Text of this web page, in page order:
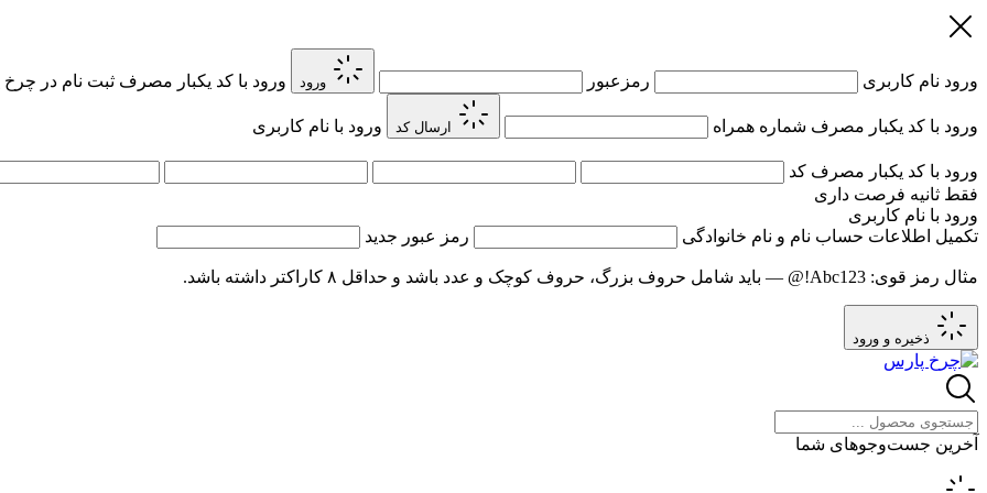
ورود نام کاربری رمزعبور ورود ورود با کد یکبار مصرف ثبت نام در
ورود با کد یکبار مصرف شماره همراه ارسال کد ورود با نام کاربری
ورود با کد یکبار مصرف کد
فقط ثانیه فرصت داری
ورود با نام کاربری
تکمیل اطلاعات حساب نام و نام خانوادگی رمز عبور جدید
مثال رمز قوی: Abc123!@ — باید شامل حروف بزرگ، حروف کوچک و عدد باشد و حداقل ۸ کاراکتر داشته باشد.
ذخیره و ورود
آخرین جست‌وجوهای شما